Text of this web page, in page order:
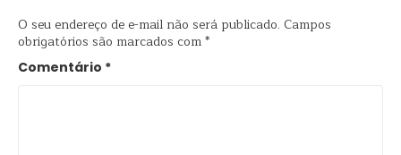
O seu endereço de e-mail não será publicado. Campos
obrigatórios são marcados com*
Comentário *